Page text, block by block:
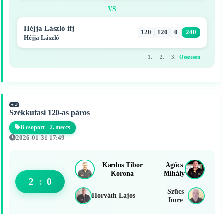
VS
Héjja László ifj
Héjja László
120 120 0 240
1. 2. 3. Összesen
Székkutasi 120-as páros
B csoport - 2. meccs
2026-01-31 17:49
Kardos Tibor
Korona
Horváth Lajos
2 : 0
Agócs
Mihály
Szűcs
Imre